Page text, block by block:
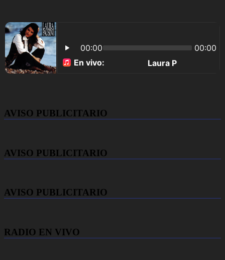
AVISO PUBLICITARIO
AVISO PUBLICITARIO
AVISO PUBLICITARIO
RADIO EN VIVO